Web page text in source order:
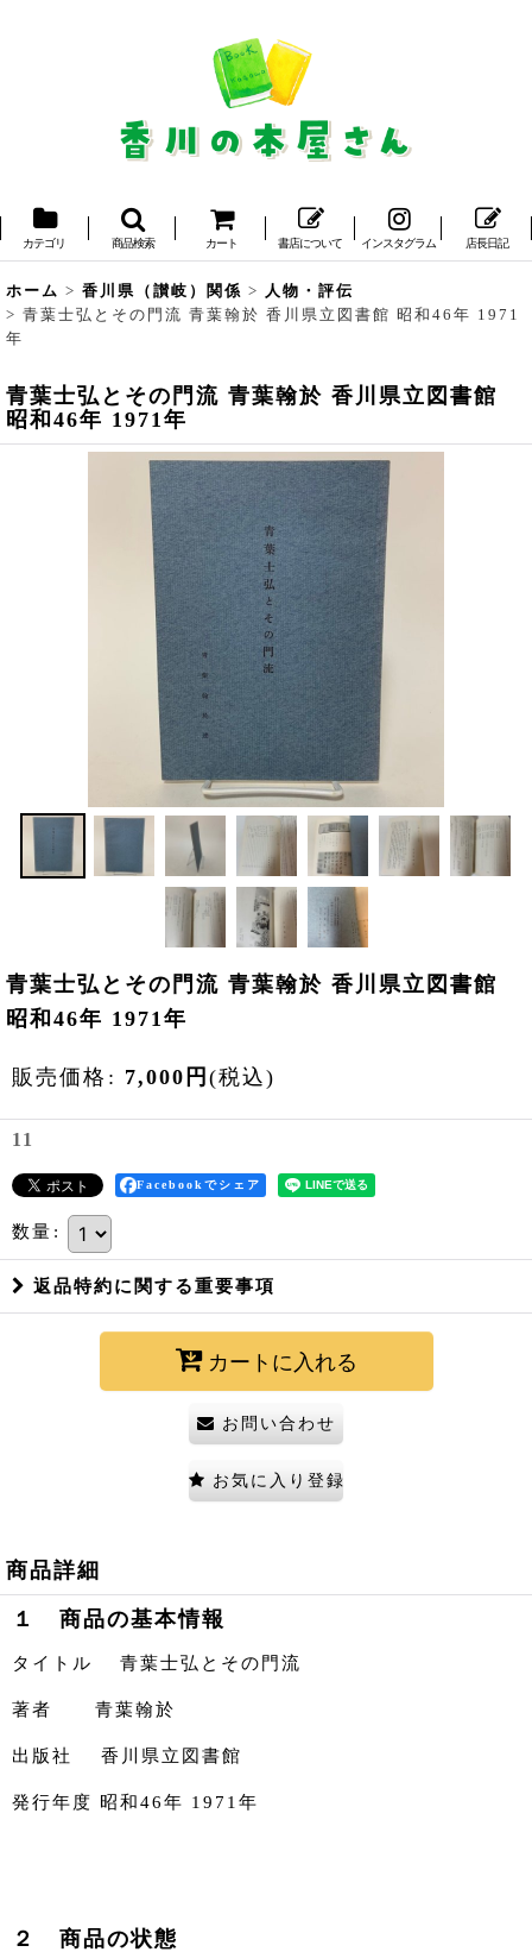
カテゴリ 商品検索 カート 書店について インスタグラム 店長日記
ホーム > 香川県（讃岐）関係 >
人物・評伝
> 青葉士弘とその門流 青葉翰於 香川県立図書館 昭和46年 1971
年
青葉士弘とその門流 青葉翰於 香川県立図書館
昭和46年 1971年
青葉士弘とその門流 青葉翰於 香川県立図書館
昭和46年 1971年
販売価格 : 7,000 円 (税込)
11
Facebookでシェア
数量 :
返品特約に関する重要事項
カートに入れる
お問い合わせ
お気に入り登録
商品詳細
１ 商品の基本情報
タイトル 青葉士弘とその門流
著者 青葉翰於
出版社 香川県立図書館
発行年度 昭和46年 1971年
２ 商品の状態